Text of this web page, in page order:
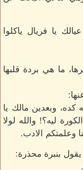
يا فريال ياكلوا
ما هي بردة قلبها
كده، وبعدين مالك يا
ليه؟! والله لولا
وعلمتكم الادب.
بنبرة محذرة: